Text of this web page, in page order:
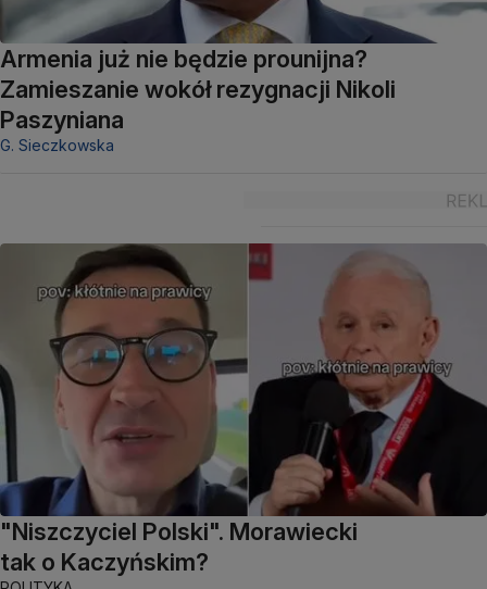
Armenia już nie będzie prounijna?
Zamieszanie wokół rezygnacji Nikoli
Paszyniana
G. Sieczkowska
"Niszczyciel Polski". Morawiecki
tak o Kaczyńskim?